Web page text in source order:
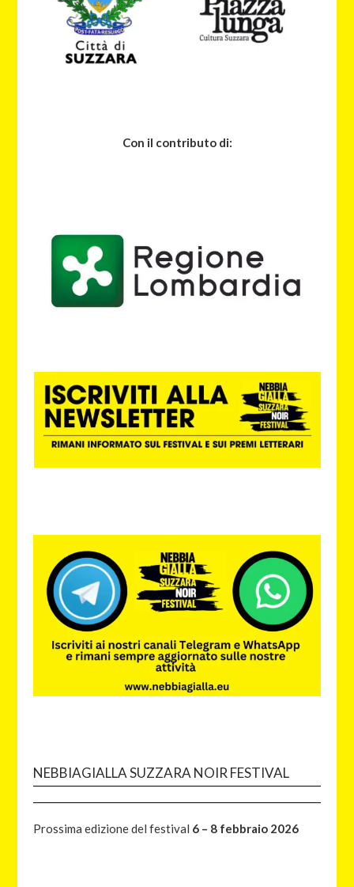
Con il contributo di:
NEBBIAGIALLA SUZZARA NOIR FESTIVAL
Prossima edizione del festival 6 – 8 febbraio 2026